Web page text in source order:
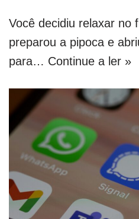
Você decidiu relaxar no
preparou a pipoca e
para… Continue a ler »